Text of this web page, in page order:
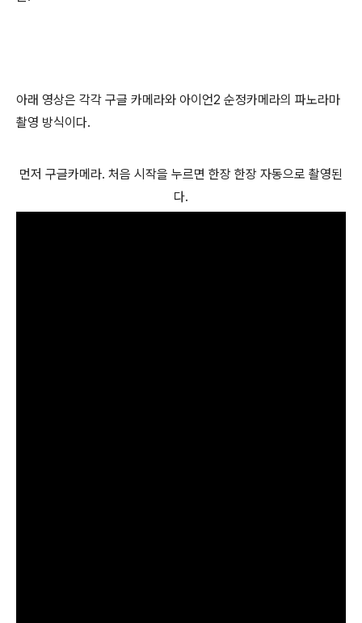
아래 영상은 각각 구글 카메라와 아이언2 순정카메라의 파노라마
촬영 방식이다.
먼저 구글카메라. 처음 시작을 누르면 한장 한장 자동으로 촬영된
다.